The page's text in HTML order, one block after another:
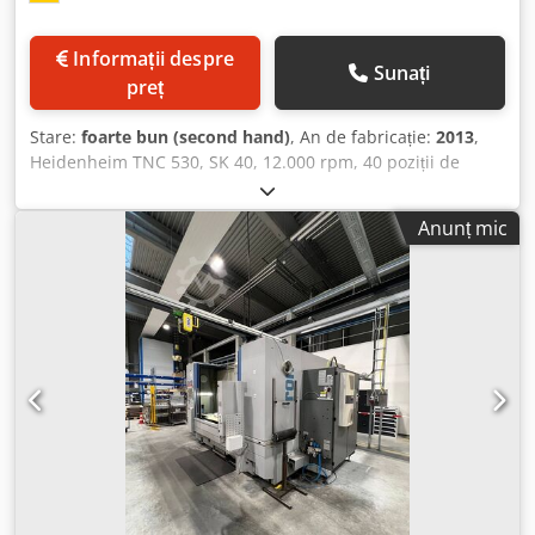
preț
Sunați
Stare: foarte bun (second hand), An de fabricație: 2013,
Heidenheim TNC 530, SK 40, 12.000 rpm, 40 poziții de
scule, răcire interioară a sculei, sistem de măsurare
directă pe toate axele, sistem de ungere centralizat, uși de
încărcare automate, palpator de măsurare, Dsdpfx
Aboxfqyvjbock
Anunț mic